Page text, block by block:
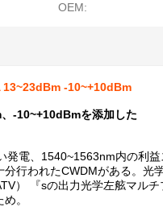
OEM:
13~23dBm -10~+10dBm
-10~+10dBmを添加した
電、1540~1563nm内の利
行われたCWDMがある。光
） 『sの出力光学左舷マル
。